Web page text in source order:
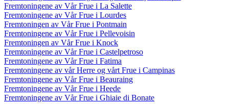
Fremtoningene av Vår Frue i La Salette
Fremtoningene av Vår Frue i Lourdes
Fremtoningen av Vår Frue i Pontmain
Fremtoningene av Vår Frue i Pellevoisin
Fremtoningen av Vår Frue i Knock
Fremtoningene av Vår Frue i Castelpetroso
Fremtoningene av Vår Frue i Fatima
Fremtoningene av vår Herre og vårt Frue i Campinas
Fremtoningene av Vår Frue i Beauraing
Fremtoningene av Vår Frue i Heede
Fremtoningene av Vår Frue i Ghiaie di Bonate